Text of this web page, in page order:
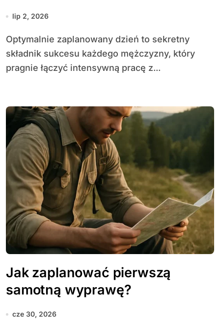
lip 2, 2026
Optymalnie zaplanowany dzień to sekretny
składnik sukcesu każdego mężczyzny, który
pragnie łączyć intensywną pracę z...
Jak zaplanować pierwszą
samotną wyprawę?
cze 30, 2026